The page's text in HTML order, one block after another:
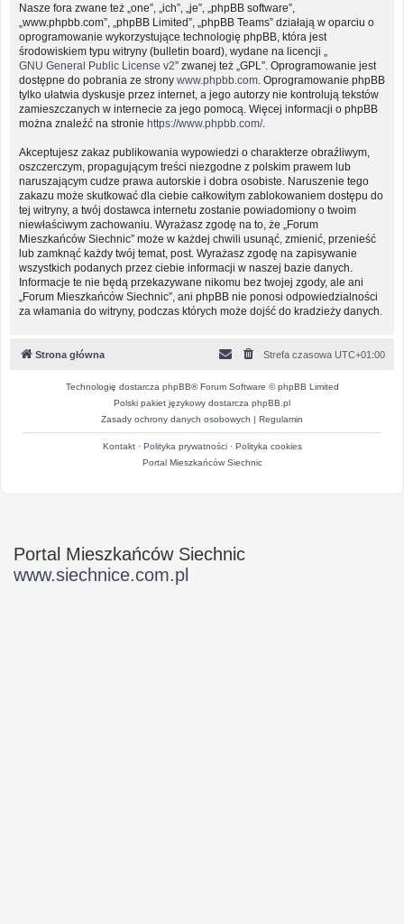
Nasze fora zwane też „one”, „ich”, „je”, „phpBB software”,
„www.phpbb.com”, „phpBB Limited”, „phpBB Teams” działają w oparciu o
oprogramowanie wykorzystujące technologię phpBB, która jest
środowiskiem typu witryny (bulletin board), wydane na licencji „
GNU General Public License v2” zwanej też „GPL”. Oprogramowanie jest
dostępne do pobrania ze strony www.phpbb.com . Oprogramowanie phpBB
tylko ułatwia dyskusje przez internet, a jego autorzy nie kontrolują tekstów
zamieszczanych w internecie za jego pomocą. Więcej informacji o phpBB
można znaleźć na stronie https://www.phpbb.com/.
Akceptujesz zakaz publikowania wypowiedzi o charakterze obraźliwym,
oszczerczym, propagującym treści niezgodne z polskim prawem lub
naruszającym cudze prawa autorskie i dobra osobiste. Naruszenie tego
zakazu może skutkować dla ciebie całkowitym zablokowaniem dostępu do
tej witryny, a twój dostawca internetu zostanie powiadomiony o twoim
niewłaściwym zachowaniu. Wyrażasz zgodę na to, że „Forum
Mieszkańców Siechnic” może w każdej chwili usunąć, zmienić, przenieść
lub zamknąć każdy twój temat, post. Wyrażasz zgodę na zapisywanie
wszystkich podanych przez ciebie informacji w naszej bazie danych.
Informacje te nie będą przekazywane nikomu bez twojej zgody, ale ani
„Forum Mieszkańców Siechnic”, ani phpBB nie ponosi odpowiedzialności
za włamania do witryny, podczas których może dojść do kradzieży danych.
Strona główna Strefa czasowa UTC+01:00
Technologię dostarcza phpBB® Forum Software © phpBB Limited
Polski pakiet językowy dostarcza phpBB.pl
Zasady ochrony danych osobowych | Regulamin
Kontakt· Polityka prywatności· Polityka cookies
Portal Mieszkańców Siechnic
Portal Mieszkańców Siechnic
www.siechnice.com.pl